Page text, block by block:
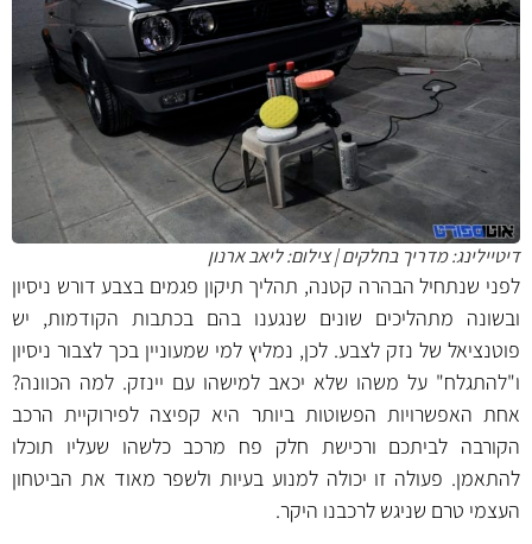
דיטיילינג: מדריך בחלקים | צילום: ליאב ארנון
לפני שנתחיל הבהרה קטנה, תהליך תיקון פגמים בצבע דורש ניסיון
ובשונה מתהליכים שונים שנגענו בהם בכתבות הקודמות, יש
פוטנציאל של נזק לצבע. לכן, נמליץ למי שמעוניין בכך לצבור ניסיון
ו"להתגלח" על משהו שלא יכאב למישהו עם יינזק. למה הכוונה?
אחת האפשרויות הפשוטות ביותר היא קפיצה לפירוקיית הרכב
הקורבה לביתכם ורכישת חלק פח מרכב כלשהו שעליו תוכלו
להתאמן. פעולה זו יכולה למנוע בעיות ולשפר מאוד את הביטחון
העצמי טרם שניגש לרכבנו היקר.